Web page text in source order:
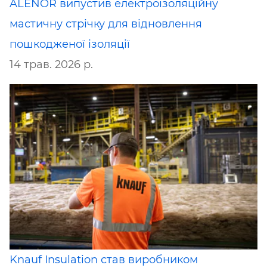
ALENOR випустив електроізоляційну
мастичну стрічку для відновлення
пошкодженої ізоляції
14 трав. 2026 р.
Knauf Insulation став виробником